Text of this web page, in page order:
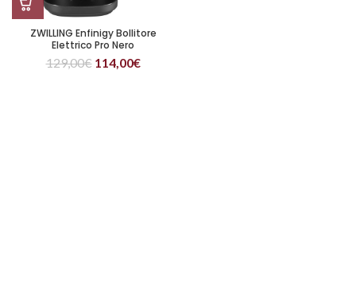
ZWILLING Enfinigy Bollitore
Elettrico Pro Nero
129,00€ 114,00€